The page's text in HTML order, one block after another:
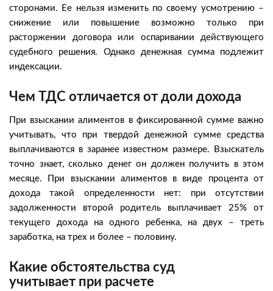
сторонами. Ее нельзя изменить по своему усмотрению –
снижение или повышение возможно только при
расторжении договора или оспаривании действующего
судебного решения. Однако денежная сумма подлежит
индексации.
Чем ТДС отличается от доли дохода
При взыскании алиментов в фиксированной сумме важно
учитывать, что при твердой денежной сумме средства
выплачиваются в заранее известном размере. Взыскатель
точно знает, сколько денег он должен получить в этом
месяце. При взыскании алиментов в виде процента от
дохода такой определенности нет: при отсутствии
задолженности второй родитель выплачивает 25% от
текущего дохода на одного ребенка, на двух – треть
заработка, на трех и более – половину.
Какие обстоятельства суд
учитывает при расчете